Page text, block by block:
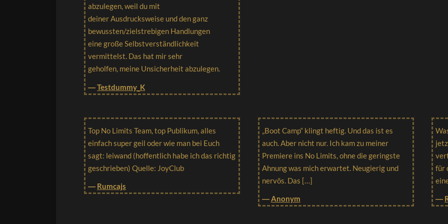
abzulegen, weil du mit
deiner Ausdrucksweise und den ganz
bewussten/zielstrebigen Handlungen
eine große Selbstverständlichkeit
vermittelst. Das hat mir sehr
geholfen, meine Unsicherheit abzulegen.
―Testdummy_K
Top No Limits Team, top Publikum, alles
einfach super geil oder wie man bei Euch
sagt: leiwand (hoffentlich habe ich das richtig
geschrieben) Quelle: JoyClub
― Rumcajs
„Boot Camp“ klingt heftig. Und das ist es
auch. Aber nicht nur. Ich kam zu meiner
Premiere ins No Limits, ohne die geringste
Ahnung was mich erwartet. Neugierig und
nervös. Das […]
―Anonym
für
―